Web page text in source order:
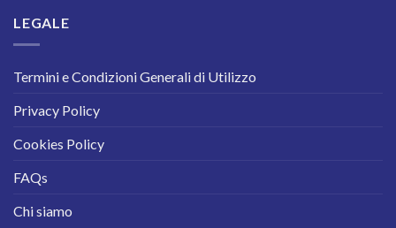
LEGALE
Termini e Condizioni Generali di Utilizzo
Privacy Policy
Cookies Policy
FAQs
Chi siamo